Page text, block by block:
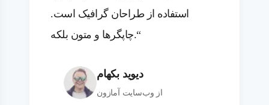
استفاده از طراحان گرافیک است.
چاپگرها و متون بلکه.“
دیوید بکهام
از وب‌سایت آمازون